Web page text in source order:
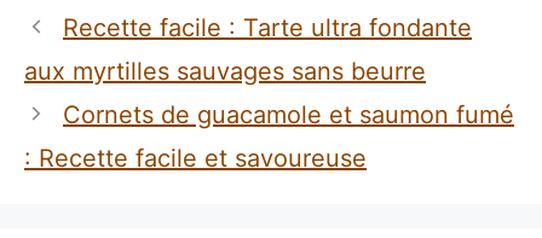
Recette facile : Tarte ultra fondante
aux myrtilles sauvages sans beurre
Cornets de guacamole et saumon fumé
: Recette facile et savoureuse